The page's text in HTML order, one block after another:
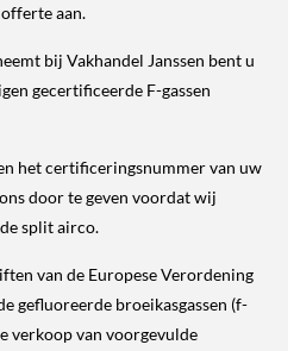
aan.
bij Vakhandel Janssen bent u
gecertificeerde F-gassen
het certificeringsnummer van uw
door te geven voordat wij
split airco.
van de Europese Verordening
gefluoreerde broeikasgassen (f-
verkoop van voorgevulde